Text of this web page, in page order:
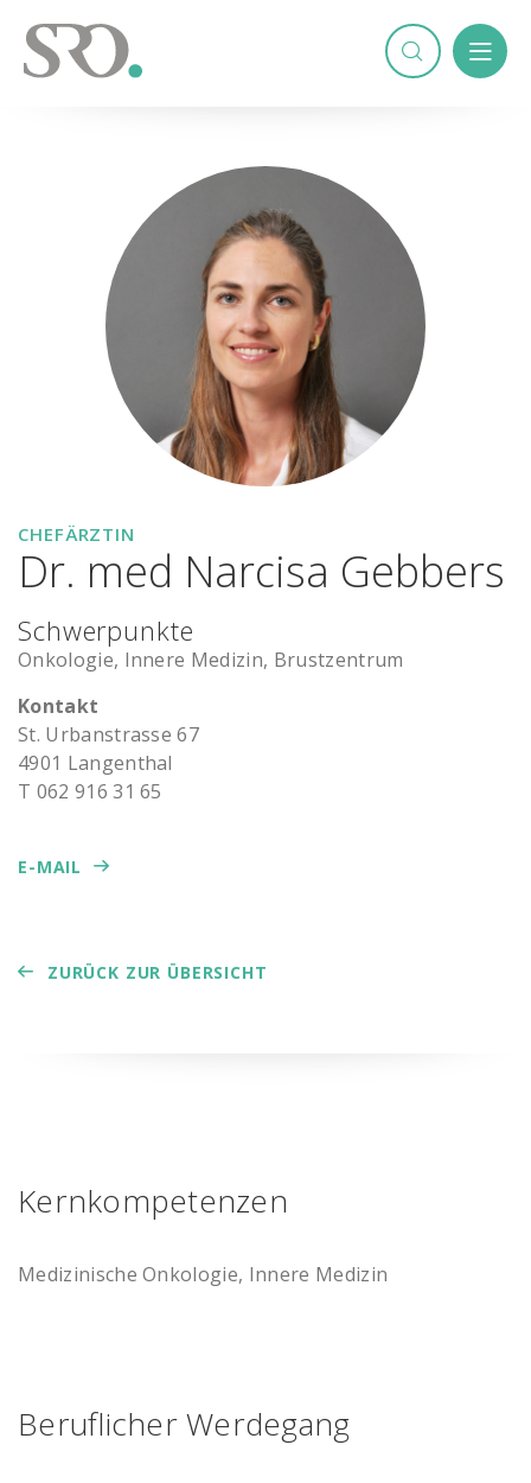
CHEFÄRZTIN
Dr. med Narcisa Gebbers
Schwerpunkte
Onkologie, Innere Medizin, Brustzentrum
Kontakt
St. Ur­ban­stras­se 67
4901 Lan­gen­thal
T 062 916 31 65
E-MAIL
ZURÜCK ZUR ÜBERSICHT
Kernkompetenzen
Medizinische Onkologie, Innere Medizin
Beruflicher Werdegang